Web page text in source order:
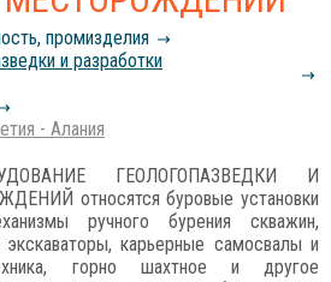
промизделия
и разработки
- Алания
ГЕОЛОГОПАЗВЕДКИ И
относятся буровые установки
ручного бурения скважин,
карьерные самосвалы и
горно шахтное и другое